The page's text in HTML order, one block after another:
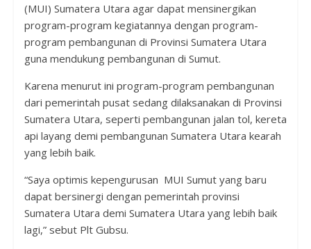
(MUI) Sumatera Utara agar dapat mensinergikan
program-program kegiatannya dengan program-
program pembangunan di Provinsi Sumatera Utara
guna mendukung pembangunan di Sumut.
Karena menurut ini program-program pembangunan
dari pemerintah pusat sedang dilaksanakan di Provinsi
Sumatera Utara, seperti pembangunan jalan tol, kereta
api layang demi pembangunan Sumatera Utara kearah
yang lebih baik.
“Saya optimis kepengurusan MUI Sumut yang baru
dapat bersinergi dengan pemerintah provinsi
Sumatera Utara demi Sumatera Utara yang lebih baik
lagi,” sebut Plt Gubsu.